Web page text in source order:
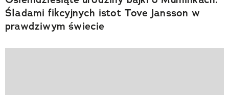
Śladami fikcyjnych istot Tove Jansson w
prawdziwym świecie